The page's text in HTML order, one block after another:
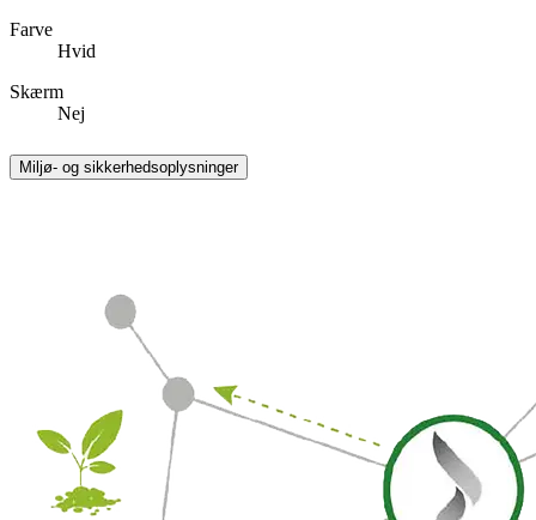
Farve
Hvid
Skærm
Nej
Miljø- og sikkerhedsoplysninger